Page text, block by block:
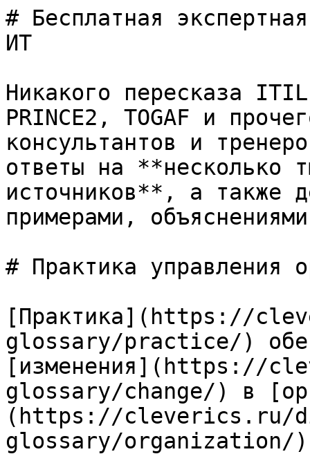
# Бесплатная
ИТ
Никакого пересказа
PRINCE2, TOGAF и
консультантов и
ответы на **несколько
источников**, а также
примерами,
# Практика управления
[Практика](https://
glossary/practice/)
[изменения](https://
glossary/change/) в
(https://cleverics.ru/
glossary/organization/)